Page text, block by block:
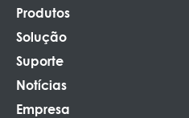
Produtos
Solução
Suporte
Notícias
Empresa